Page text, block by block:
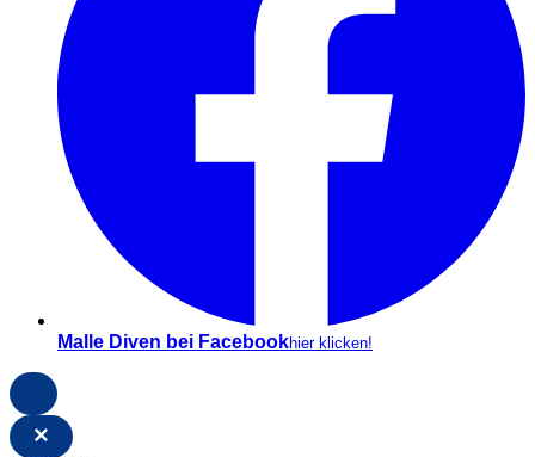
Malle Diven bei Facebookhier klicken!
×